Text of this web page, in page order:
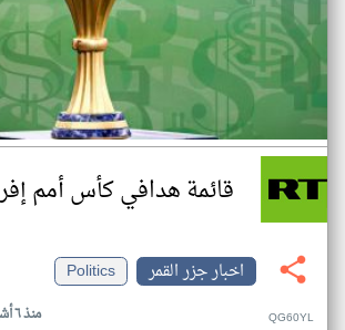
قائمة هدافي كأس أمم
اخبار جزر القمر
Politics
منذ ٦ أشهر QG60YL